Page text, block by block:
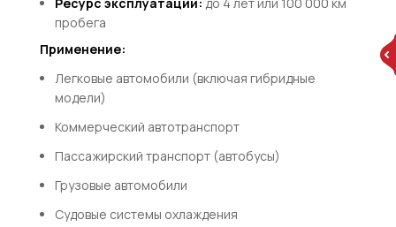
пробега
Применение:
Легковые автомобили (включая гибридные
модели)
Коммерческий автотранспорт
Пассажирский транспорт (автобусы)
Грузовые автомобили
Судовые системы охлаждения